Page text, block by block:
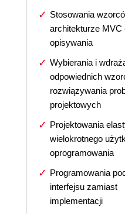
Stosowania
architekturze MVC
opisywania
Wybierania i
odpowiednich
rozwiązywania
projektowych
Projektowania
wielokrotnego
oprogramowania
Programowania
interfejsu zamiast
implementacji